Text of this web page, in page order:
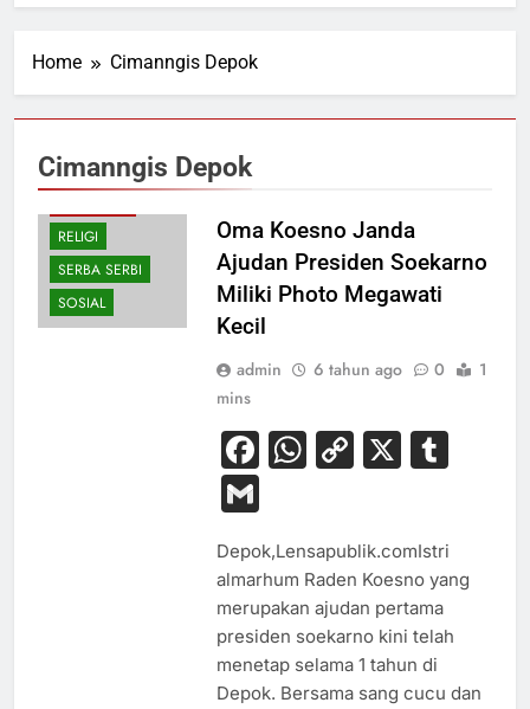
Home Cimanngis Depok
Cimanngis Depok
EKONOMI
RELIGI
SERBA SERBI
SOSIAL
Oma Koesno Janda
Ajudan Presiden Soekarno
Miliki Photo Megawati
Kecil
admin 6 tahun ago 0
1
mins
Facebook
WhatsApp
Copy
X
Gmail
Depok,Lensapublik.comIstri
almarhum Raden Koesno yang
merupakan ajudan pertama
presiden soekarno kini telah
menetap selama 1 tahun di
Depok. Bersama sang cucu dan